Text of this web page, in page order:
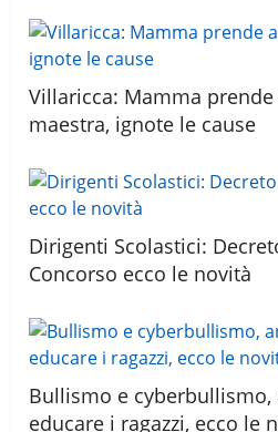
Villaricca: Mamma
maestra, ignote le cause
Dirigenti Scolastici:
Concorso ecco le novità
Bullismo e
educare i ragazzi, ecco le